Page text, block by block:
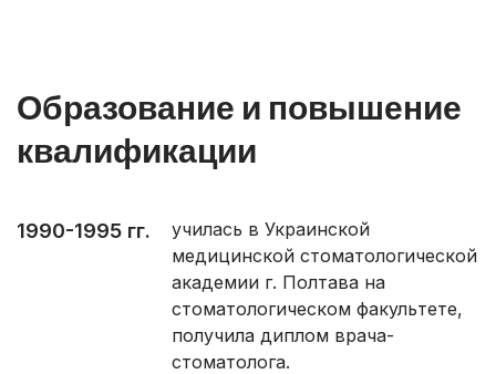
Образование и повышение
квалификации
1990-1995 гг.
училась в Украинской
медицинской стоматологической
академии г. Полтава на
стоматологическом факультете,
получила диплом врача-
стоматолога.